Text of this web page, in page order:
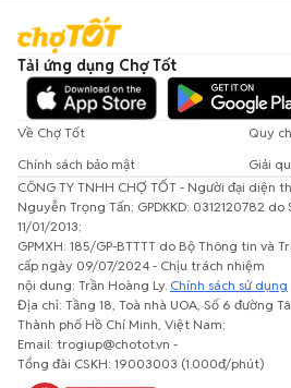
Tải ứng dụng Chợ Tốt
Về Chợ Tốt
Quy
Chính sách bảo mật
Giải
CÔNG TY TNHH CHỢ TỐT - Người đại diện
Nguyễn Trọng Tấn; GPDKKD: 0312120782 do
11/01/2013;
GPMXH: 185/GP-BTTTT do Bộ Thông tin và
cấp ngày 09/07/2024 - Chịu trách nhiệm
nội dung: Trần Hoàng Ly. Chính sách sử dụng
Địa chỉ: Tầng 18, Toà nhà UOA, Số 6 đường
Thành phố Hồ Chí Minh, Việt Nam;
Email: trogiup@chotot.vn -
Tổng đài CSKH: 19003003 (1.000đ/phút)